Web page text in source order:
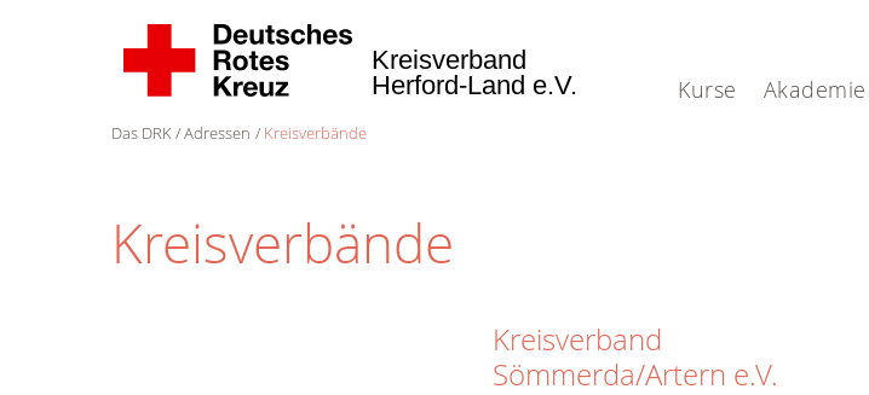
Kurse Akademie
Kreisverband
Herford-Land e.V.
Das DRK Adressen Kreisverbände
Kreisverbände
Kreisverband
Sömmerda/Artern e.V.